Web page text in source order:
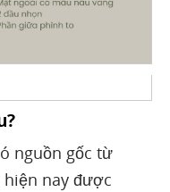
nguồn gốc từ
hiện nay được